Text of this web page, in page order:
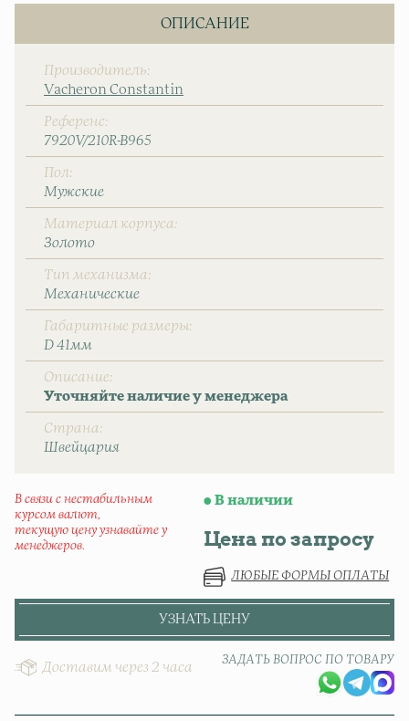
ОПИСАНИЕ
Производитель
Vacheron Constantin
Референс
7920V/210R-B965
Пол
Мужские
Материал корпуса
Золото
Тип механизма
Механические
Габаритные размеры
D 41мм
Описание
Уточняйте наличие у менеджера
Страна
Швейцаpия
В связи с нестабильным
курсом валют,
текущую цену узнавайте у
менеджеров.
Цена по запросу
В наличии
ЛЮБЫЕ ФОРМЫ ОПЛАТЫ
УЗНАТЬ ЦЕНУ
Доставим через 2 часа
ЗАДАТЬ ВОПРОС ПО ТОВАРУ